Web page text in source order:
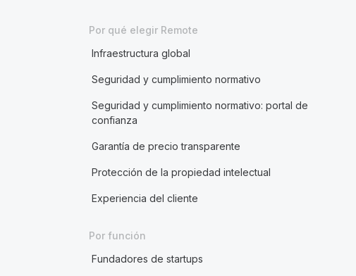
Por qué elegir Remote
Infraestructura global
Seguridad y cumplimiento normativo
Seguridad y cumplimiento normativo: portal de
confianza
Garantía de precio transparente
Protección de la propiedad intelectual
Experiencia del cliente
Por función
Fundadores de startups